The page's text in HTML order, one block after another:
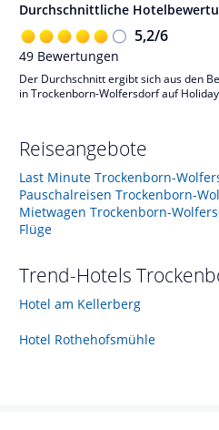
Durchschnittliche
5,2/6
49 Bewertungen
Der Durchschnitt ergibt sich aus den
in Trockenborn-Wolfersdorf auf
Reiseangebote
Last Minute Trockenborn-
Pauschalreisen Trockenborn-
Mietwagen Trockenborn-
Flüge
Trend-Hotels
Hotel am Kellerberg
Hotel Rothehofsmühle